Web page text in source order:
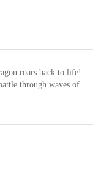
roars back to life!
through waves of